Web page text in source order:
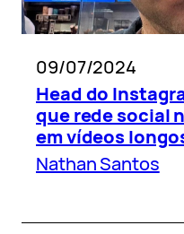
09/07/2024
Head do
que rede social
em vídeos
Nathan Santos